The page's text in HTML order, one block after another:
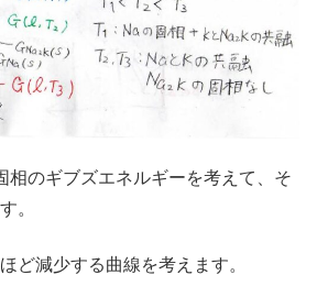
相のギブズエネルギーを考えて、そ
。
ど減少する曲線を考えます。